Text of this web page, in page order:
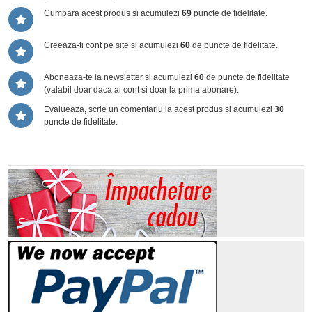
Cumpara acest produs si acumulezi 69 puncte de fidelitate.
Creeaza-ti cont pe site si acumulezi 60 de puncte de fidelitate.
Aboneaza-te la newsletter si acumulezi 60 de puncte de fidelitate
(valabil doar daca ai cont si doar la prima abonare).
Evalueaza, scrie un comentariu la acest produs si acumulezi 30
puncte de fidelitate.